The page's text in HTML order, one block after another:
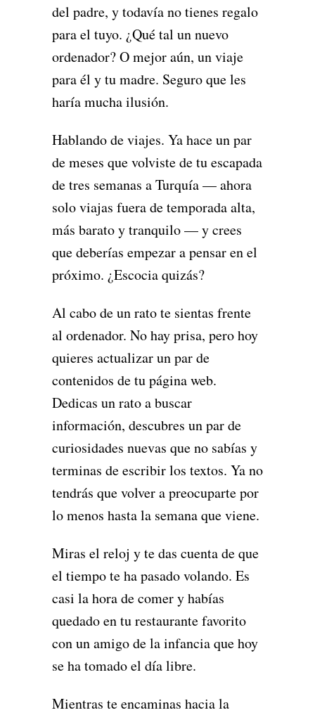
del padre, y todavía no tienes regalo
para el tuyo. ¿Qué tal un nuevo
ordenador? O mejor aún, un viaje
para él y tu madre. Seguro que les
haría mucha ilusión.
Hablando de viajes. Ya hace un par
de meses que volviste de tu escapada
de tres semanas a Turquía — ahora
solo viajas fuera de temporada alta,
más barato y tranquilo — y crees
que deberías empezar a pensar en el
próximo. ¿Escocia quizás?
Al cabo de un rato te sientas frente
al ordenador. No hay prisa, pero hoy
quieres actualizar un par de
contenidos de tu página web.
Dedicas un rato a buscar
información, descubres un par de
curiosidades nuevas que no sabías y
terminas de escribir los textos. Ya no
tendrás que volver a preocuparte por
lo menos hasta la semana que viene.
Miras el reloj y te das cuenta de que
el tiempo te ha pasado volando. Es
casi la hora de comer y habías
quedado en tu restaurante favorito
con un amigo de la infancia que hoy
se ha tomado el día libre.
Mientras te encaminas hacia la